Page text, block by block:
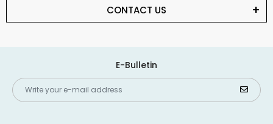
CONTACT US
E-Bulletin